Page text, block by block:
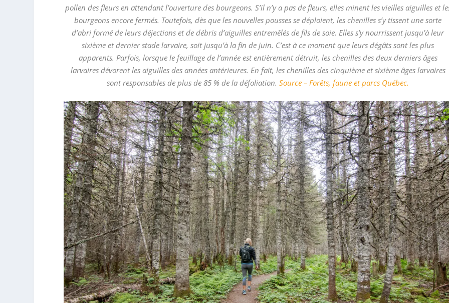
pollen des fleurs en attendant l’ouverture des bourgeons. S’il n’y a pas de fleurs, elles minent les vieilles aiguilles et
bourgeons encore fermés. Toutefois, dès que les nouvelles pousses se déploient, les chenilles s’y tissent une sorte
d’abri formé de leurs déjections et de débris d’aiguilles entremêlés de fils de soie. Elles s’y nourrissent jusqu’à leur
sixième et dernier stade larvaire, soit jusqu’à la fin de juin. C’est à ce moment que leurs dégâts sont les plus
apparents. Parfois, lorsque le feuillage de l’année est entièrement détruit, les chenilles des deux derniers âges
larvaires dévorent les aiguilles des années antérieures. En fait, les chenilles des cinquième et sixième âges larvaires
sont responsables de plus de 85 % de la défoliation.Source – Forêts, faune et parcs Québec.